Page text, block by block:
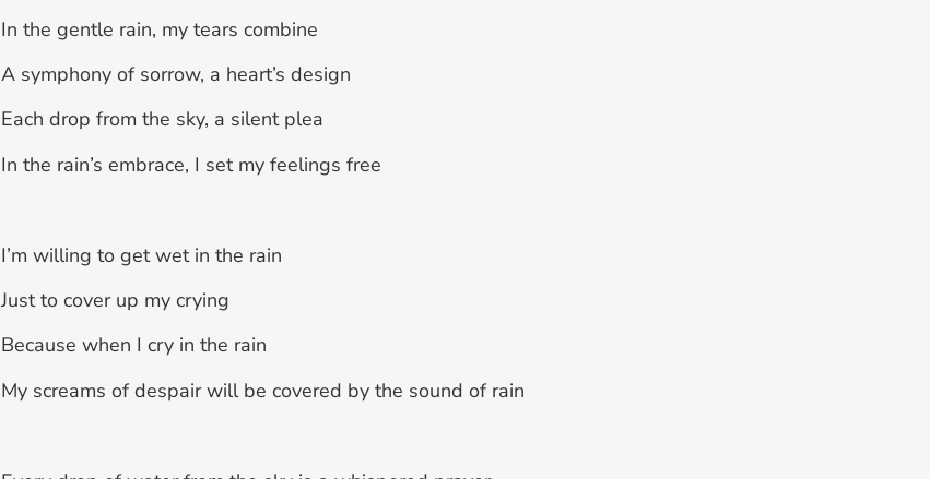
In the gentle rain, my tears combine
A symphony of sorrow, a heart’s design
Each drop from the sky, a silent plea
In the rain’s embrace, I set my feelings free
I’m willing to get wet in the rain
Just to cover up my crying
Because when I cry in the rain
My screams of despair will be covered by the sound of rain